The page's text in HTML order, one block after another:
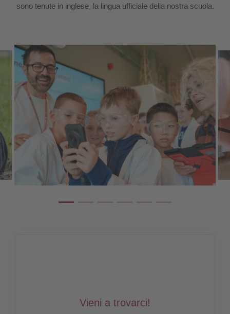
sono tenute in inglese, la lingua ufficiale della nostra scuola.
Vieni a trovarci!